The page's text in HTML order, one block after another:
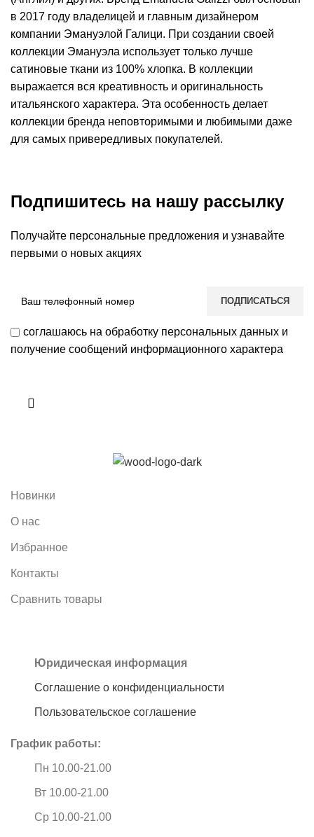
в 2017 году владелицей и главным дизайнером
компании Эмануэлой Галици. При создании своей
коллекции Эмануэла использует только лучше
сатиновые ткани из 100% хлопка. В коллекции
выражается вся креативность и оригинальность
итальянского характера. Эта особенность делает
коллекции бренда неповторимыми и любимыми даже
для самых привередливых покупателей.
Подпишитесь на нашу рассылку
Получайте персональные предложения и узнавайте
первыми о новых акциях
соглашаюсь на обработку персональных данных и
получение сообщений информационного характера
Новинки
О нас
Избранное
Контакты
Сравнить товары
Юридическая информация
Соглашение о конфиденциальности
Пользовательское соглашение
График работы:
Пн 10.00-21.00
Вт 10.00-21.00
Ср 10.00-21.00